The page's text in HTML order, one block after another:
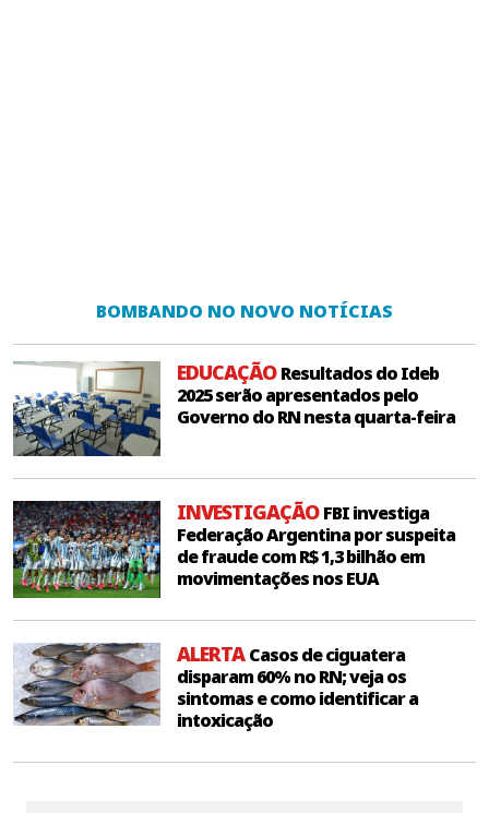
BOMBANDO NO NOVO NOTÍCIAS
EDUCAÇÃOResultados do Ideb
2025 serão apresentados pelo
Governo do RN nesta quarta-feira
INVESTIGAÇÃOFBI investiga
Federação Argentina por suspeita
de fraude com R$ 1,3 bilhão em
movimentações nos EUA
ALERTACasos de ciguatera
disparam 60% no RN; veja os
sintomas e como identificar a
intoxicação